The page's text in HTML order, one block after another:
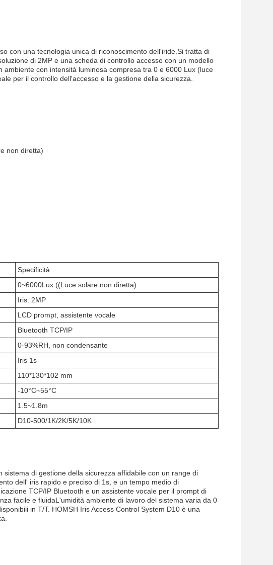
con una tecnologia unica di riconoscimento dell'iride.Si tratta di
di 2MP e una scheda di controllo accesso con un modello
con intensità luminosa compresa tra 0 e 6000 Lux (luce
per il controllo dell'accesso e la gestione della sicurezza.
non diretta)
Specificità
0~6000Lux ((Luce solare non diretta)
Iris: 2MP
LCD prompt, assistente vocale
Bluetooth TCP/IP
0-93%RH, non condensante
Iris 1s
110*130*102 mm
-10°C~55°C
1.5~1.8m
D10-500/1K/2K/5K/10K
di gestione della sicurezza affidabile con un range di
dell' iris rapido e preciso di 1s, e un tempo medio di
TCP/IP Bluetooth e un assistente vocale per il prompt di
facile e fluidaL'umidità ambiente di lavoro del sistema varia da 0
in T/T. HOMSH Iris Access Control System D10 è una